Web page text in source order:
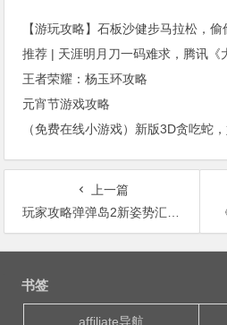
推荐 | 天涯明月刀一码难求，腾讯《
王者荣耀：杨玉环攻略
元宵节游戏攻略
（免费在线小游戏）新版3D贪吃蛇
上一篇
玩家攻略弹弹岛2新姿势汇总 | 你确定真的会破反射盾？
文
书签
affiliate导航